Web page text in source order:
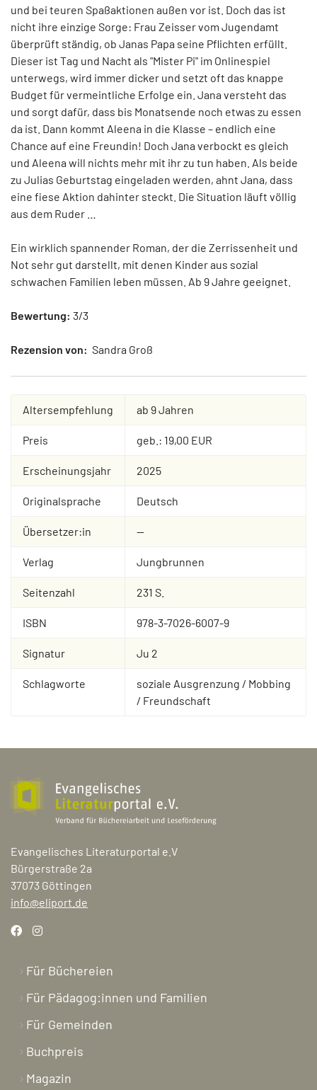
und bei teuren Spaßaktionen außen vor ist. Doch das ist
nicht ihre einzige Sorge: Frau Zeisser vom Jugendamt
überprüft ständig, ob Janas Papa seine Pflichten erfüllt.
Dieser ist Tag und Nacht als "Mister Pi" im Onlinespiel
unterwegs, wird immer dicker und setzt oft das knappe
Budget für vermeintliche Erfolge ein. Jana versteht das
und sorgt dafür, dass bis Monatsende noch etwas zu essen
da ist. Dann kommt Aleena in die Klasse – endlich eine
Chance auf eine Freundin! Doch Jana verbockt es gleich
und Aleena will nichts mehr mit ihr zu tun haben. Als beide
zu Julias Geburtstag eingeladen werden, ahnt Jana, dass
eine fiese Aktion dahinter steckt. Die Situation läuft völlig
aus dem Ruder …
Ein wirklich spannender Roman, der die Zerrissenheit und
Not sehr gut darstellt, mit denen Kinder aus sozial
schwachen Familien leben müssen. Ab 9 Jahre geeignet.
Bewertung: 3/3
Rezension von: Sandra Groß
Altersempfehlung ab 9 Jahren
Preis geb.: 19,00 EUR
Erscheinungsjahr 2025
Originalsprache Deutsch
Übersetzer:in --
Verlag Jungbrunnen
Seitenzahl 231 S.
ISBN 978-3-7026-6007-9
Signatur Ju 2
Schlagworte
soziale Ausgrenzung / Mobbing
/ Freundschaft
Evangelisches Literaturportal e.V
Bürgerstraße 2a
37073 Göttingen
info@eliport.de
Für Büchereien
Für Pädagog:innen und Familien
Für Gemeinden
Buchpreis
Magazin